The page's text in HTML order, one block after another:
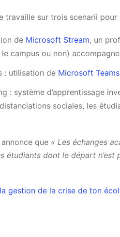
travaille sur trois scenarii
de Microsoft Stream, un
campus ou non)
: utilisation de Microsoft Teams
: système d’apprentissage
sociales, les
annonce que « Les échanges
étudiants dont le départ
gestion de la crise de ton